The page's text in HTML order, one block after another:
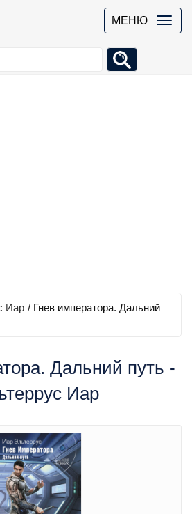
МЕНЮ
Иар / Гнев императора. Дальний
Дальний путь -
Иар